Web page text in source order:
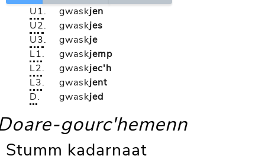
U1. gwaskjen
U2. gwaskjes
U3. gwaskje
L1. gwaskjemp
L2. gwaskjec'h
L3. gwaskjent
D. gwaskjed
gourc'hemenn
Stumm kadarnaat